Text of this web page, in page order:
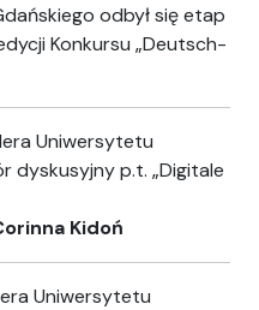
odbył się etap
Konkursu „Deutsch-
Uniwersytetu
dyskusyjny p.t. „Digitale
Kidoń
Uniwersytetu